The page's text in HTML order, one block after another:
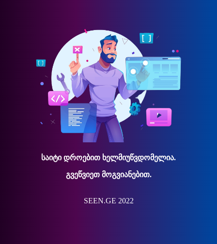
საიტი დროებით ხელმიუწვდომელია.
გვეწვიეთ მოგვიანებით.
SEEN.GE 2022